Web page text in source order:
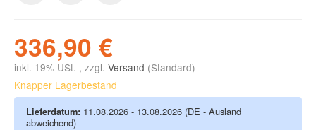
336,90 €
inkl. 19% USt. , zzgl. Versand (Standard)
Knapper Lagerbestand
Lieferdatum: 11.08.2026 - 13.08.2026 (DE - Ausland
abweichend)